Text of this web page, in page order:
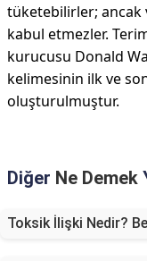
tüketebilirler; ancak
kabul etmezler.
kurucusu Donald
kelimesinin ilk ve
oluşturulmuştur.
Diğer Ne Demek
Toksik İlişki Nedir?